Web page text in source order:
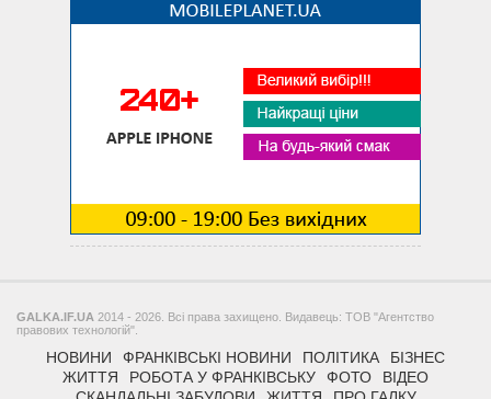
GALKA.IF.UA 2014 - 2026. Всі права захищено. Видавець: ТОВ "Агентство
правових технологій".
НОВИНИ ФРАНКІВСЬКІ НОВИНИ ПОЛІТИКА
БІЗНЕС
ЖИТТЯ
РОБОТА У ФРАНКІВСЬКУ ФОТО
ВІДЕО